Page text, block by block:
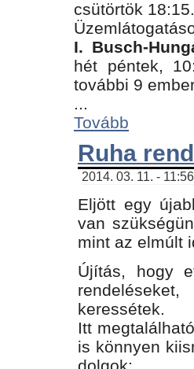
csütörtök 18:15.
I. Busch-
hét péntek,
további 9
...
Tovább
Ruha
2014. 03. 11. -
Eljött egy
van
mint az elmúlt
Újítás, hogy
keressétek.
Itt
is könnyen